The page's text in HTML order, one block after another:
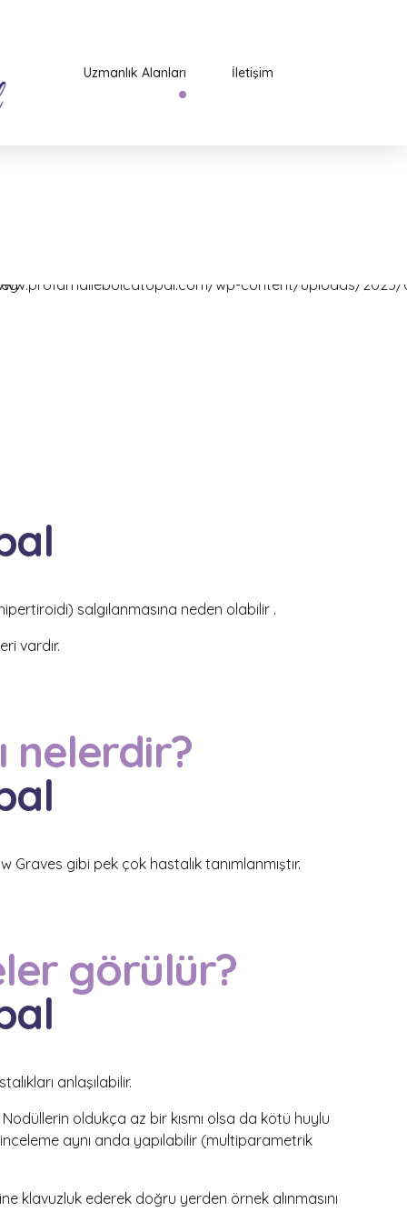
Uzmanlık Alanları İletişim
salgılanmasına neden olabilir.
vardır.
nelerdir?
gibi pek çok hastalık tanımlanmıştır.
görülür?
anlaşılabilir.
oldukça az bir kısmı olsa da kötü huylu
aynı anda yapılabilir (multiparametrik
klavuzluk ederek doğru yerden örnek alınmasını